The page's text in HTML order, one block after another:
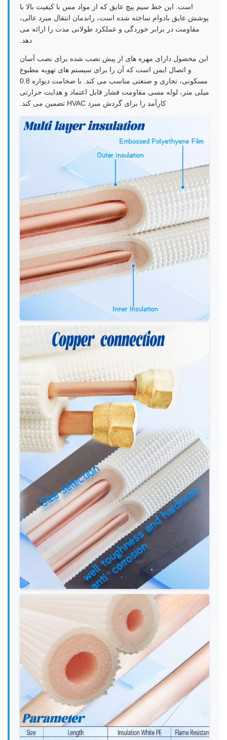
است. این خط سیم پیچ عایق که از مواد مس با کیفیت بالا با
پوشش عایق بادوام ساخته شده است، راندمان انتقال مبرد عالی،
مقاومت در برابر خوردگی و عملکرد طولانی مدت را ارائه می
دهد.
این محصول دارای مهره های از پیش نصب شده برای نصب آسان
و اتصال ایمن است که آن را برای سیستم های تهویه مطبوع
مسکونی، تجاری و صنعتی مناسب می کند. با ضخامت دیواره 0.8
میلی متر، لوله مسی مقاومت فشار قابل اعتماد و هدایت حرارتی
کارآمد را برای گردش مبرد HVAC تضمین می کند.